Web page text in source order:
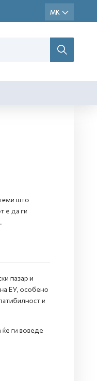
што
е да ги
пазар и
ЕУ, особено
и
ги воведе